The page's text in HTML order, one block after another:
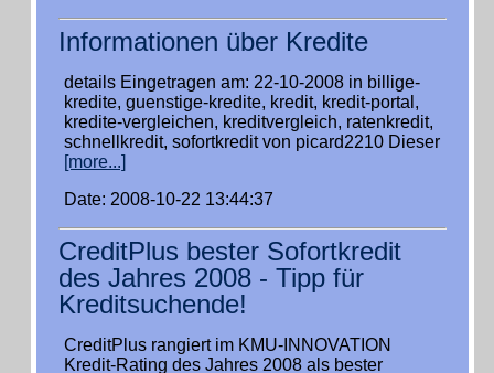
Informationen über Kredite
details Eingetragen am: 22-10-2008 in billige-
kredite, guenstige-kredite, kredit, kredit-portal,
kredite-vergleichen, kreditvergleich, ratenkredit,
schnellkredit, sofortkredit von picard2210 Dieser
[more...]
Date: 2008-10-22 13:44:37
CreditPlus bester Sofortkredit
des Jahres 2008 - Tipp für
Kreditsuchende!
CreditPlus rangiert im KMU-INNOVATION
Kredit-Rating des Jahres 2008 als bester